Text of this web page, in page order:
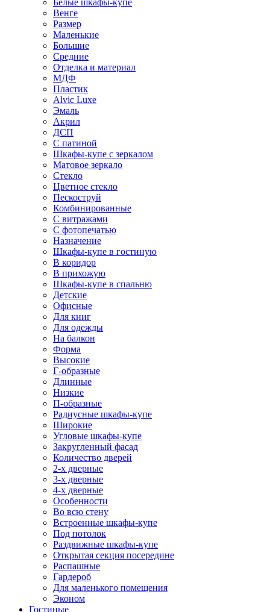
Белые шкафы-купе
Венге
Размер
Маленькие
Большие
Средние
Отделка и материал
МДФ
Пластик
Alvic Luxe
Эмаль
Акрил
ДСП
С патиной
Шкафы-купе с зеркалом
Матовое зеркало
Стекло
Цветное стекло
Пескоструй
Комбинированные
С витражами
С фотопечатью
Назначение
Шкафы-купе в гостиную
В коридор
В прихожую
Шкафы-купе в спальню
Детские
Офисные
Для книг
Для одежды
На балкон
Форма
Высокие
Г-образные
Длинные
Низкие
П-образные
Радиусные шкафы-купе
Широкие
Угловые шкафы-купе
Закругленный фасад
Количество дверей
2-х дверные
3-х дверные
4-х дверные
Особенности
Во всю стену
Встроенные шкафы-купе
Под потолок
Раздвижные шкафы-купе
Открытая секция посередине
Распашные
Гардероб
Для маленького помещения
Эконом
Гостиные